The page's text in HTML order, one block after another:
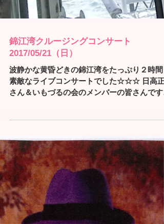
錦江湾クルージングコンサート
2017/05/21（日）
波静かな黄昏どきの錦江湾をたっぷり２時間
素敵なライブコンサートでした☆☆☆ 日高正
（左から曽我部幸夫さん、上川清美さん、に
児島の夜景を見ながらの上川清美さんとの船
ツーショットです。